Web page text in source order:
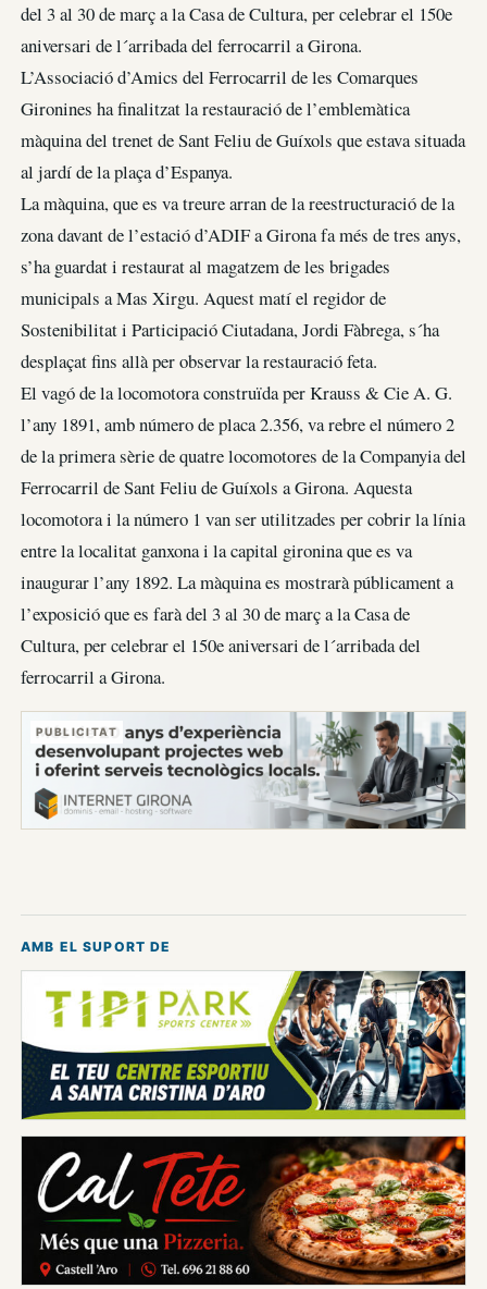
del 3 al 30 de març a la Casa de Cultura, per celebrar el 150e
aniversari de l´arribada del ferrocarril a Girona.
L’Associació d’Amics del Ferrocarril de les Comarques
Gironines ha finalitzat la restauració de l’emblemàtica
màquina del trenet de Sant Feliu de Guíxols que estava situada
al jardí de la plaça d’Espanya.
La màquina, que es va treure arran de la reestructuració de la
zona davant de l’estació d’ADIF a Girona fa més de tres anys,
s’ha guardat i restaurat al magatzem de les brigades
municipals a Mas Xirgu. Aquest matí el regidor de
Sostenibilitat i Participació Ciutadana, Jordi Fàbrega, s´ha
desplaçat fins allà per observar la restauració feta.
El vagó de la locomotora construïda per Krauss & Cie A. G.
l’any 1891, amb número de placa 2.356, va rebre el número 2
de la primera sèrie de quatre locomotores de la Companyia del
Ferrocarril de Sant Feliu de Guíxols a Girona. Aquesta
locomotora i la número 1 van ser utilitzades per cobrir la línia
entre la localitat ganxona i la capital gironina que es va
inaugurar l’any 1892. La màquina es mostrarà públicament a
l’exposició que es farà del 3 al 30 de març a la Casa de
Cultura, per celebrar el 150e aniversari de l´arribada del
ferrocarril a Girona.
PUBLICITAT
AMB EL SUPORT DE